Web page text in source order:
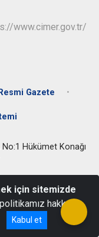
Resmi Gazete
Hükümet Konağı
için sitemizde
hakkında
Kabul et